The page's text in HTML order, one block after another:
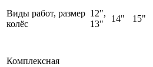
Виды работ, размер
колёс
12",
13"
14" 15"
Комплексная